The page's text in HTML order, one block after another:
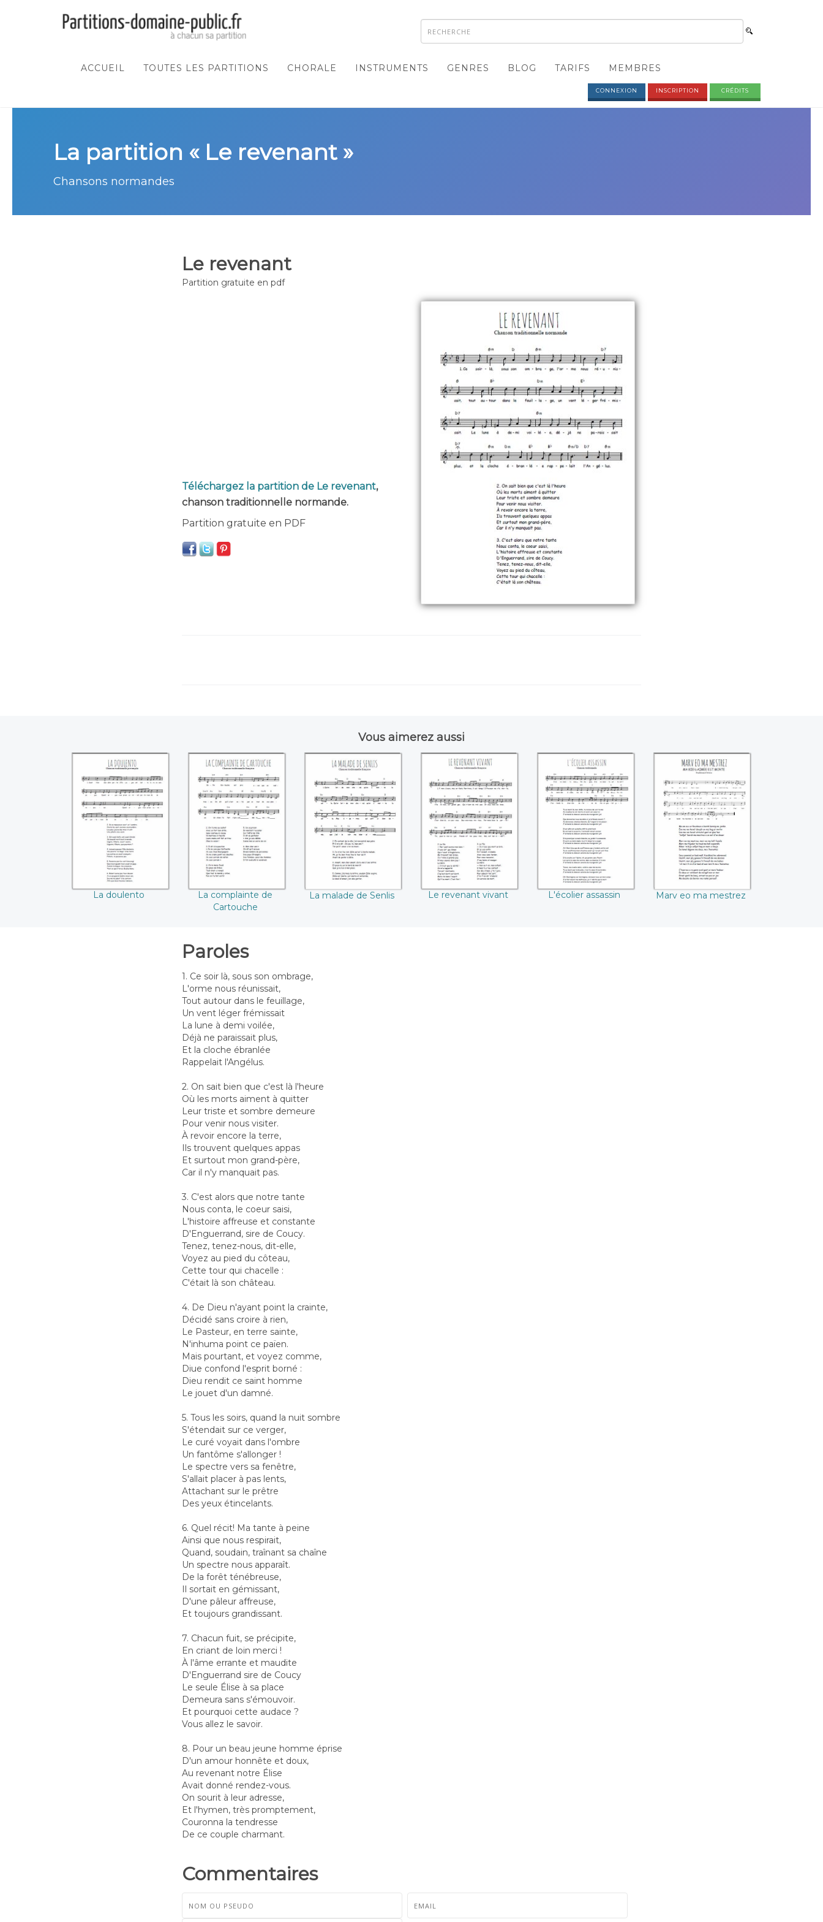
ACCUEIL TOUTES LES PARTITIONS CHORALE INSTRUMENTS GENRES BLOG TARIFS MEMBRES
CONNEXION INSCRIPTION CRÉDITS
La partition « Le revenant »
Chansons normandes
Le revenant
Partition gratuite en pdf
Téléchargez la partition de Le revenant,
chanson traditionnelle normande.
Partition gratuite en PDF
Vous aimerez aussi
La doulento
La doulento
La complainte de
Cartouche
La complainte de
Cartouche
La malade de
Senlis
La malade de Senlis
Le revenant vivant
Le revenant vivant
L'écolier assassin
L'écolier assassin
Marv eo ma
mestrez
Marv eo ma mestrez
Paroles
1. Ce soir là, sous son ombrage,
L'orme nous réunissait,
Tout autour dans le feuillage,
Un vent léger frémissait
La lune à demi voilée,
Déjà ne paraissait plus,
Et la cloche ébranlée
Rappelait l'Angélus.
2. On sait bien que c'est là l'heure
Où les morts aiment à quitter
Leur triste et sombre demeure
Pour venir nous visiter.
À revoir encore la terre,
Ils trouvent quelques appas
Et surtout mon grand-père,
Car il n'y manquait pas.
3. C'est alors que notre tante
Nous conta, le coeur saisi,
L'histoire affreuse et constante
D'Enguerrand, sire de Coucy.
Tenez, tenez-nous, dit-elle,
Voyez au pied du côteau,
Cette tour qui chacelle :
C'était là son château.
4. De Dieu n'ayant point la crainte,
Décidé sans croire à rien,
Le Pasteur, en terre sainte,
N'inhuma point ce païen.
Mais pourtant, et voyez comme,
Diue confond l'esprit borné :
Dieu rendit ce saint homme
Le jouet d'un damné.
5. Tous les soirs, quand la nuit sombre
S'étendait sur ce verger,
Le curé voyait dans l'ombre
Un fantôme s'allonger !
Le spectre vers sa fenêtre,
S'allait placer à pas lents,
Attachant sur le prêtre
Des yeux étincelants.
6. Quel récit! Ma tante à peine
Ainsi que nous respirait,
Quand, soudain, traînant sa chaîne
Un spectre nous apparaît.
De la forêt ténébreuse,
Il sortait en gémissant,
D'une pâleur affreuse,
Et toujours grandissant.
7. Chacun fuit, se précipite,
En criant de loin merci !
À l'âme errante et maudite
D'Enguerrand sire de Coucy
Le seule Élise à sa place
Demeura sans s'émouvoir.
Et pourquoi cette audace ?
Vous allez le savoir.
8. Pour un beau jeune homme éprise
D'un amour honnête et doux,
Au revenant notre Élise
Avait donné rendez-vous.
On sourit à leur adresse,
Et l'hymen, très promptement,
Couronna la tendresse
De ce couple charmant.
Commentaires